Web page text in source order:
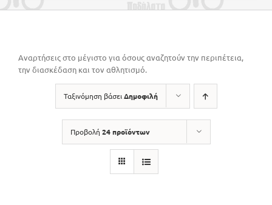
Αναρτήσεις στο μέγιστο για όσους αναζητούν την περιπέτεια,
την διασκέδαση και τον αθλητισμό.
Ταξινόμηση βάσειΔημοφιλή
Προβολή 24 προϊόντων